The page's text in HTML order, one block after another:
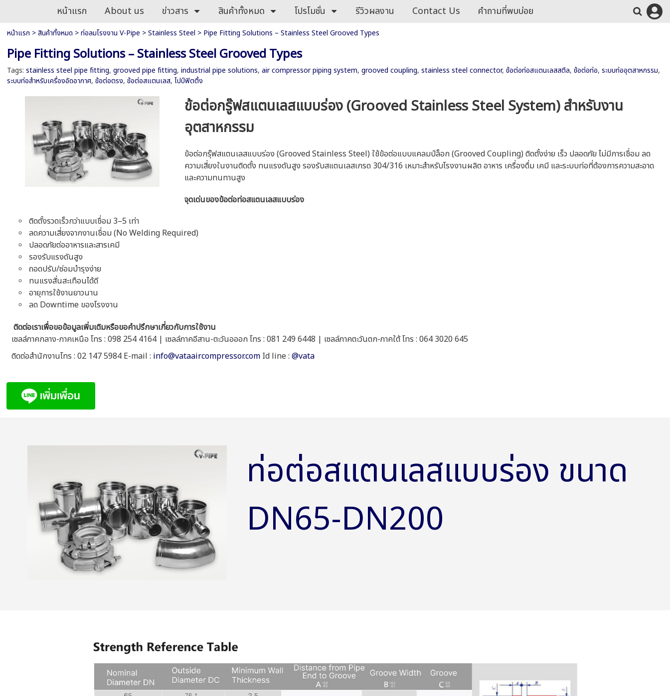
หน้าแรก About us ข่าวสาร สินค้าทั้งหมด โปรโมชั่น รีวิวผลงาน Contact Us คำถามที่พบบ่อย
หน้าแรก >สินค้าทั้งหมด >ท่อลมโรงงาน V-Pipe >Stainless Steel > Pipe Fitting Solutions – Stainless Steel Grooved Types
Pipe Fitting Solutions – Stainless Steel Grooved Types
Tags: stainless steel pipe fitting, grooved pipe fitting, industrial pipe solutions, air compressor piping system, grooved coupling, stainless steel connector, ข้อต่อท่อสแตนเลสสตีล, ข้อต่อท่อ, ระบบท่ออุตสาหกรรม,
ระบบท่อสำหรับเครื่องอัดอากาศ, ข้อต่อตรง, ข้อต่อสแตนเลส, ไปป์ฟิตติ้ง
ข้อต่อกรู๊ฟสแตนเลสแบบร่อง (Grooved Stainless Steel System) สำหรับงาน
อุตสาหกรรม
ข้อต่อกรุ๊ฟสแตนเลสแบบร่อง (Grooved Stainless Steel) ใช้ข้อต่อแบบแคลมป์ล็อก (Grooved Coupling) ติดตั้งง่าย เร็ว ปลอดภัย ไม่มีการเชื่อม ลด
ความเสี่ยงในงานติดตั้ง ทนแรงดันสูง รองรับสแตนเลสเกรด 304/316 เหมาะสำหรับโรงงานผลิต อาหาร เครื่องดื่ม เคมี และระบบท่อที่ต้องการความสะอาด
และความทนทานสูง
จุดเด่นของข้อต่อท่อสแตนเลสแบบร่อง
ติดตั้งรวดเร็วกว่าแบบเชื่อม 3–5 เท่า
ลดความเสี่ยงจากงานเชื่อม (No Welding Required)
ปลอดภัยต่ออาหารและสารเคมี
รองรับแรงดันสูง
ถอดปรับ/ซ่อมบำรุงง่าย
ทนแรงสั่นสะเทือนได้ดี
อายุการใช้งานยาวนาน
ลด Downtime ของโรงงาน
ติดต่อเราเพื่อขอข้อมูลเพิ่มเติมหรือขอคำปรึกษาเกี่ยวกับการใช้งาน
เซลล์ภาคกลาง-ภาคเหนือ โทร : 098 254 4164 | เซลล์ภาคอีสาน-ตะวันอออก โทร : 081 249 6448 | เซลล์ภาคตะวันตก-ภาคใต้ โทร : 064 3020 645
ติดต่อสำนักงานโทร : 02 147 5984 E-mail : info@vataaircompressor.com Id line :@vata
ท่อต่อสแตนเลสแบบร่อง ขนาด
DN65-DN200